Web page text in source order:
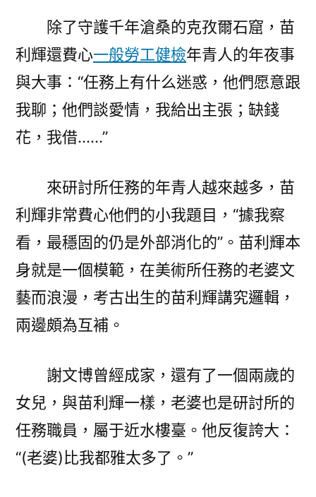
除了守護千年滄桑的克孜爾石窟，苗
利輝還費心一般勞工健檢年青人的年夜事
與大事：“任務上有什么迷惑，他們愿意跟
我聊；他們談愛情，我給出主張；缺錢
花，我借……”
來研討所任務的年青人越來越多，苗
利輝非常費心他們的小我題目，“據我察
看，最穩固的仍是外部消化的”。苗利輝本
身就是一個模範，在美術所任務的老婆文
藝而浪漫，考古出生的苗利輝講究邏輯，
兩邊頗為互補。
謝文博曾經成家，還有了一個兩歲的
女兒，與苗利輝一樣，老婆也是研討所的
任務職員，屬于近水樓臺。他反復誇大：
“(老婆)比我都雅太多了。”